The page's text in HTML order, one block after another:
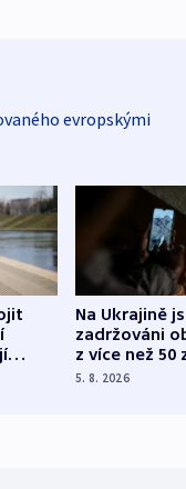
evropskými
Na Ukrajině
zadržováni
z více než 50
Bojovali na
5. 8. 2026